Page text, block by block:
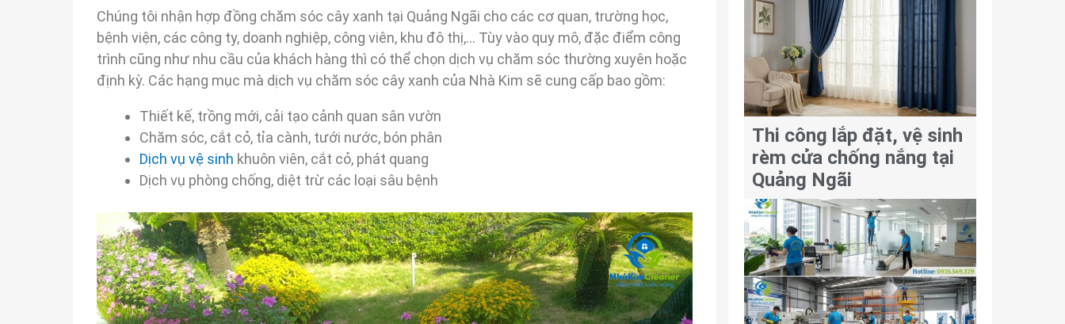
Chúng tôi nhận hợp đồng chăm sóc cây xanh tại Quảng Ngãi cho các cơ quan, trường học,
bệnh viện, các công ty, doanh nghiệp, công viên, khu đô thị,… Tùy vào quy mô, đặc điểm công
trình cũng như nhu cầu của khách hàng thì có thể chọn dịch vụ chăm sóc thường xuyên hoặc
định kỳ. Các hạng mục mà dịch vụ chăm sóc cây xanh của Nhà Kim sẽ cung cấp bao gồm:
Thiết kế, trồng mới, cải tạo cảnh quan sân vườn
Chăm sóc, cắt cỏ, tỉa cành, tưới nước, bón phân
Dịch vụ vệ sinh khuôn viên, cắt cỏ, phát quang
Dịch vụ phòng chống, diệt trừ các loại sâu bệnh
Thi công lắp đặt, vệ sinh
rèm cửa chống nắng tại
Quảng Ngãi